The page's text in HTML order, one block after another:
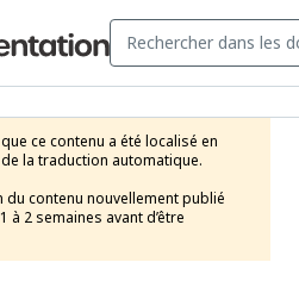
ce contenu a été localisé en
la traduction automatique.
du contenu nouvellement publié
à 2 semaines avant d’être